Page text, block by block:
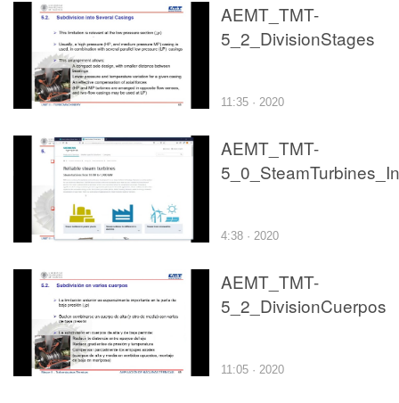
AEMT_TMT-
5_2_DivisionStages
11:35 · 2020
AEMT_TMT-
4:38 · 2020
AEMT_TMT-
5_2_DivisionCuerpos
11:05 · 2020